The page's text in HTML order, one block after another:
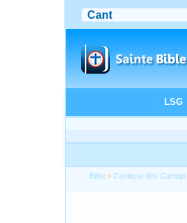
Bible >Cantique des Cantiqu